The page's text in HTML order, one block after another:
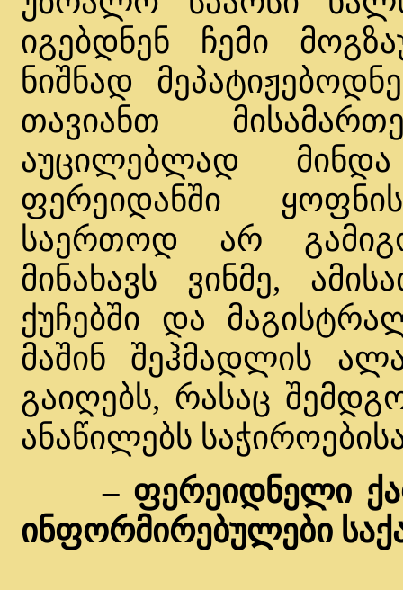
იგებდნენ ჩემი
ნიშნად
თავიანთ
აუცილებლად
ფერეიდანში
საერთოდ არ
მინახავს ვინმე,
ქუჩებში და
მაშინ შეჰმადლის
გაიღებს, რასაც
ანაწილებს
– ფერეიდნელი
ინფორმირებულები